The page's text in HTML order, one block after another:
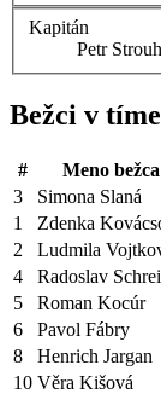
Kapitán
Petr
Bežci v tíme
# Meno bežca
3
Simona Slaná
1
Zdenka
2
Ludmila
4
Radoslav
5
Roman Kocúr
6
Pavol Fábry
8
Henrich Jargan
10 Věra Kišová